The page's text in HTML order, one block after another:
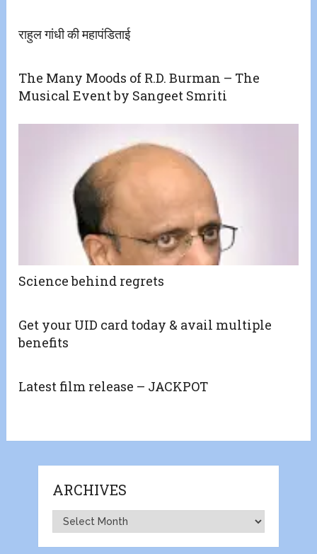
राहुल गांधी की महापंडिताई
The Many Moods of R.D. Burman – The
Musical Event by Sangeet Smriti
Science behind regrets
Get your UID card today & avail multiple
benefits
Latest film release – JACKPOT
ARCHIVES
Archives